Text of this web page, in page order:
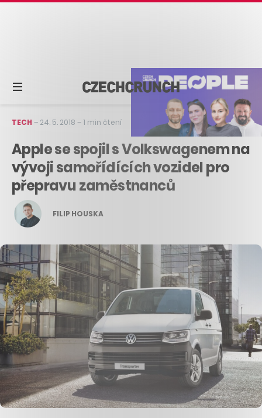
TECH – 24. 5. 2018 –1 min čtení
Apple se spojil s Volkswagenem na
vývoji samořídících vozidel pro
přepravu zaměstnanců
FILIP HOUSKA